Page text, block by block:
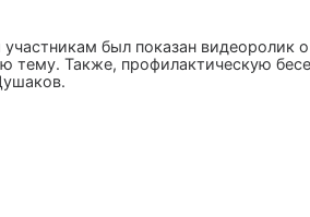
был показан
тему. Также, профилактическую